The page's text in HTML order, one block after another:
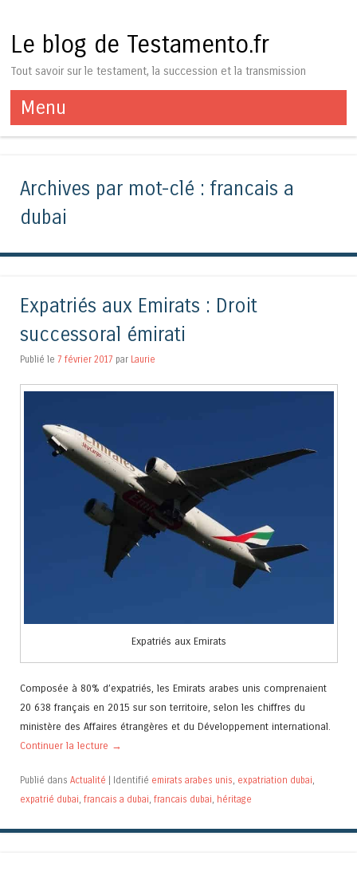
Le blog de Testamento.fr
Tout savoir sur le testament, la succession et la transmission
Menu
Aller au contenu
Archives par mot-clé : francais a
dubai
Expatriés aux Emirats : Droit
successoral émirati
Publié le 7 février 2017 par Laurie
Expatriés aux Emirats
Composée à 80% d’expatriés, les Emirats arabes unis comprenaient
20 638 français en 2015 sur son territoire, selon les chiffres du
ministère des Affaires étrangères et du Développement international.
Continuer la lecture →
Publié dans Actualité | Identifié emirats arabes unis, expatriation dubai,
expatrié dubai, francais a dubai, francais dubai, héritage